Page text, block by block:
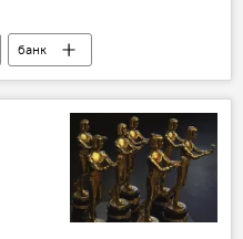
банк
Лидер